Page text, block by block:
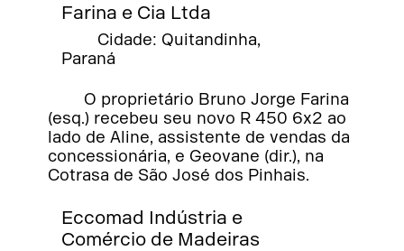
Farina e Cia Ltda
Cidade: Quitandinha,
Paraná
O proprietário Bruno Jorge Farina
(esq.) recebeu seu novo R 450 6x2 ao
lado de Aline, assistente de vendas da
concessionária, e Geovane (dir.), na
Cotrasa de São José dos Pinhais.
Eccomad Indústria e
Comércio de Madeiras